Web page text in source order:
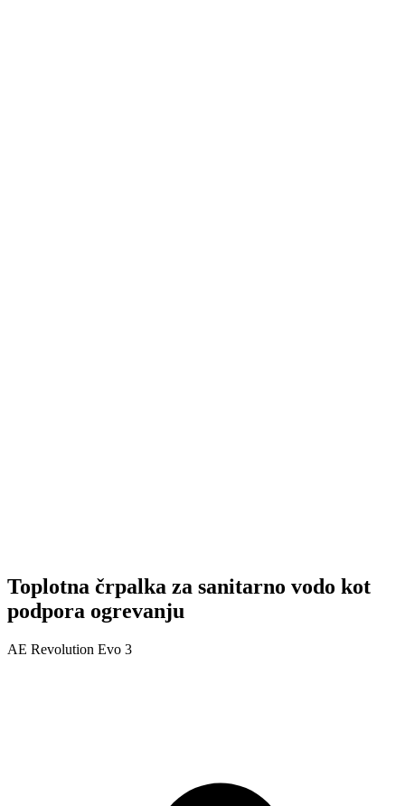
Toplotna črpalka za sanitarno vodo kot
podpora ogrevanju
AE Revolution Evo 3